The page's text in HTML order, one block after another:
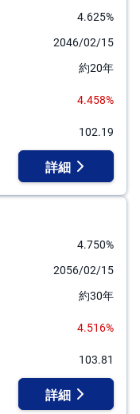
4.625%
2046/02/15
約20年
4.458%
102.19
詳細
4.750%
2056/02/15
約30年
4.516%
103.81
詳細